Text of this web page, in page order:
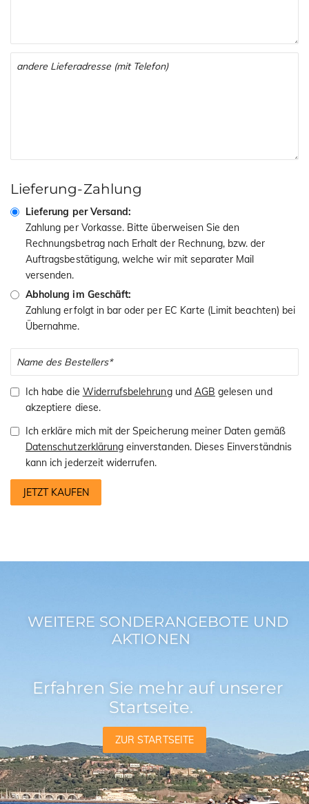
Lieferung-Zahlung
Lieferung per Versand:
Zahlung per Vorkasse. Bitte überweisen Sie den
Rechnungsbetrag nach Erhalt der Rechnung, bzw. der
Auftragsbestätigung, welche wir mit separater Mail
versenden.
Abholung im Geschäft:
Zahlung erfolgt in bar oder per EC Karte (Limit beachten) bei
Übernahme.
Ich habe die Widerrufsbelehrungund AGB gelesen und
akzeptiere diese.
Ich erkläre mich mit der Speicherung meiner Daten gemäß
Datenschutzerklärung einverstanden. Dieses Einverständnis
kann ich jederzeit widerrufen.
JETZT KAUFEN
WEITERE SONDERANGEBOTE UND
AKTIONEN
Erfahren Sie mehr auf unserer
Startseite.
ZUR STARTSEITE